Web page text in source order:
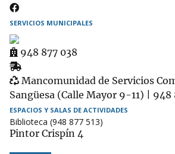
SERVICIOS MUNICIPALES
Ambulatorio
948 877 038
Recogida
de
muebles
Garbigune
Mancomunidad de Servicios
Sangüesa (Calle Mayor 9-11) | 948
ESPACIOS Y SALAS DE ACTIVIDADES
Biblioteca (948 877 513)
Pintor Crispín 4